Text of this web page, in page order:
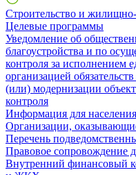
Строительство и
Целевые программы
Уведомление об
благоустройства и по
контроля за исполнением
организацией
(или) модернизации
контроля
Информация для населения
Организации,
Перечень
Правовое сопровождение
Внутренний финансовый